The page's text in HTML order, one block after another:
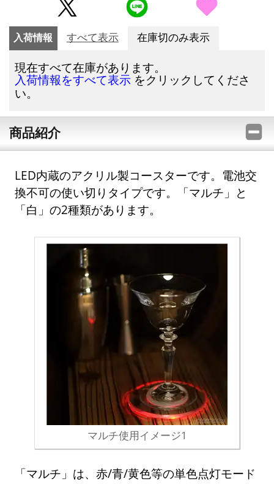
入荷情報 すべて表示 在庫切のみ表示
現在すべて在庫があります。
入荷情報をすべて表示 をクリックしてくださ
い。
商品紹介
LED内蔵のアクリル製コースターです。電池交
換不可の使い切りタイプです。「マルチ」と
「白」の2種類があります。
マルチ使用イメージ1
「マルチ」は、赤/青/黄色等の単色点灯モード